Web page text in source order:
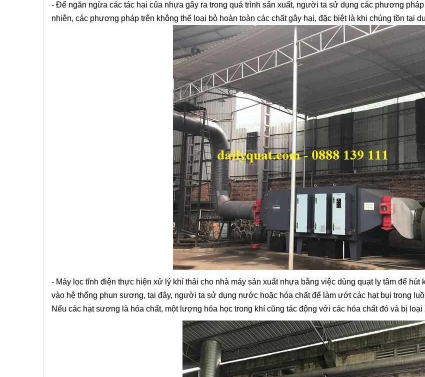
- Để ngăn ngừa các tác hại của nhựa gây ra trong quá trình sản xuất, người ta sử dụng các phương
nhiên, các phương pháp trên không thể loại bỏ hoàn toàn các chất gây hại, đặc biệt là khi chúng tồn tại
- Máy lọc tĩnh điện thực hiện xử lý khí thải cho nhà máy sản xuất nhựa bằng việc dùng quạt ly tâm để hút
vào hệ thống phun sương, tại đây, người ta sử dụng nước hoặc hóa chất để làm ướt các hạt bụi trong
Nếu các hạt sương là hóa chất, một lượng hóa học trong khí cũng tác động với các hóa chất đó và bị loại